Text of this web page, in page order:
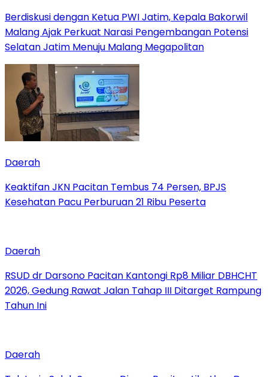
Berdiskusi dengan Ketua PWI Jatim, Kepala Bakorwil
Malang Ajak Perkuat Narasi Pengembangan Potensi
Selatan Jatim Menuju Malang Megapolitan
Daerah
Keaktifan JKN Pacitan Tembus 74 Persen, BPJS
Kesehatan Pacu Perburuan 21 Ribu Peserta
Daerah
RSUD dr Darsono Pacitan Kantongi Rp8 Miliar DBHCHT
2026, Gedung Rawat Jalan Tahap III Ditarget Rampung
Tahun Ini
Daerah